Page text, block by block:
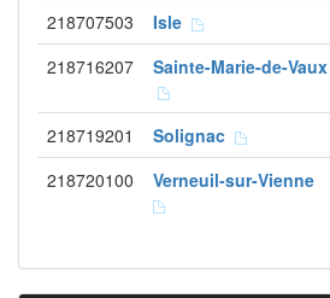
218707503 Isle
218716207 Sainte-Marie-de-Vaux
218719201 Solignac
218720100 Verneuil-sur-Vienne